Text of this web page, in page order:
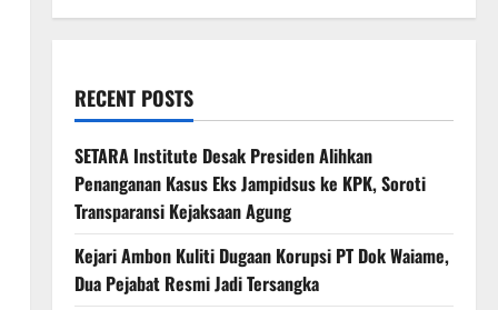
RECENT POSTS
SETARA Institute Desak Presiden Alihkan
Penanganan Kasus Eks Jampidsus ke KPK, Soroti
Transparansi Kejaksaan Agung
Kejari Ambon Kuliti Dugaan Korupsi PT Dok Waiame,
Dua Pejabat Resmi Jadi Tersangka